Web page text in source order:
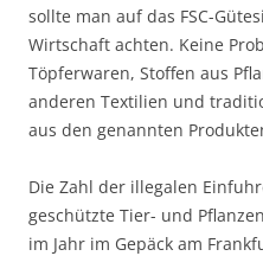
sollte man auf das FSC-
Wirtschaft achten. Keine
Töpferwaren, Stoffen aus
anderen Textilien und
aus den genannten
Die Zahl der illegalen
geschützte Tier- und
im Jahr im Gepäck am